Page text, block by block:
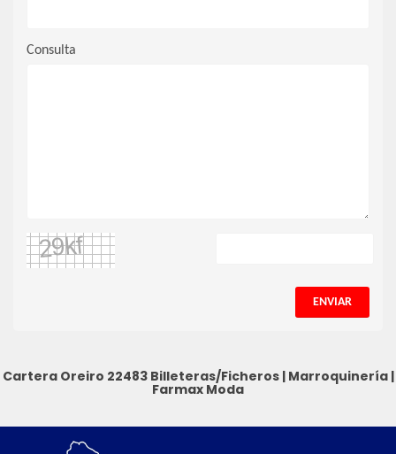
Consulta
ENVIAR
Cartera Oreiro 22483 Billeteras/Ficheros| Marroquinería|
Farmax Moda